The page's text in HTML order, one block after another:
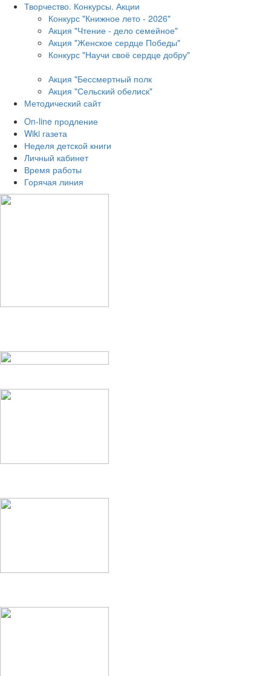
Творчество. Конкурсы. Акции
Конкурс "Книжное лето - 2026"
Акция "Чтение - дело семейное"
Акция "Женское сердце Победы"
Конкурс "Научи своё сердце добру"
Акция "Бессмертный полк
Акция "Сельский обелиск"
Методический сайт
On-line продление
Wiki газета
Неделя детской книги
Личный кабинет
Время работы
Горячая линия